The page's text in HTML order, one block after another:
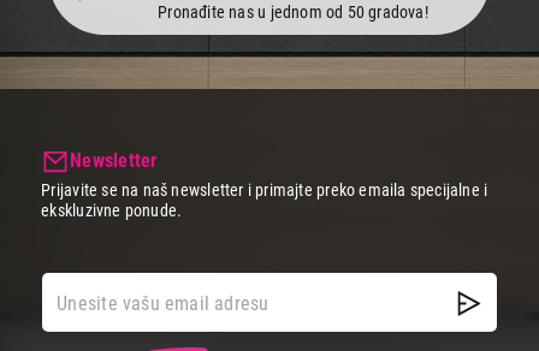
Pronađite nas u jednom od 50 gradova!
Newsletter
Prijavite se na naš newsletter i primajte preko emaila specijalne i
ekskluzivne ponude.